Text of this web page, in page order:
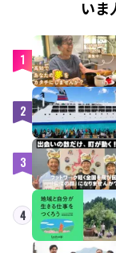
いま
1
2
3
4